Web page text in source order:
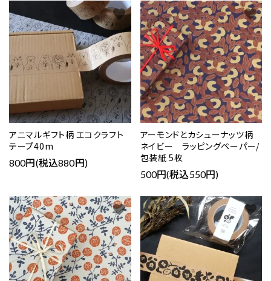
アニマルギフト柄 エコクラフト
テープ40m
800円(税込880円)
favorite
アーモンドとカシューナッツ柄
ネイビー ラッピングペーパー/
包装紙 5枚
500円(税込550円)
favorite
favorite favorite